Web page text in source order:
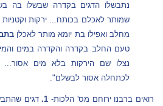
נתבשלו הדגים בקדרה שבשלו בה
שמותר לאכלם בכותח... ירקות
מחלב ואפילו בת יומא מותר לאכלן
טעם החלב בקדרה והקדרה במים
נצלו שם הירקות בלא מים אסור...
לכתחלה אסור לבשלם".
רואים ברבנו ירוחם מס' הלכות- 1. דגים